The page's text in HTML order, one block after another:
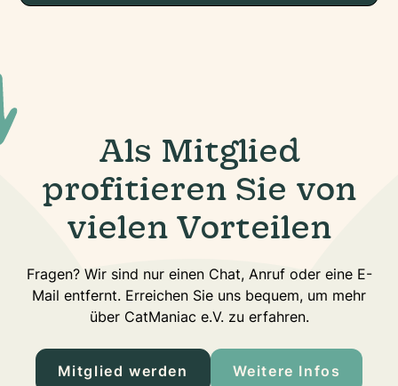
Als Mitglied
profitieren Sie von
vielen Vorteilen
Fragen? Wir sind nur einen Chat, Anruf oder eine E-
Mail entfernt. Erreichen Sie uns bequem, um mehr
über CatManiac e.V. zu erfahren.
Mitglied werden Weitere Infos